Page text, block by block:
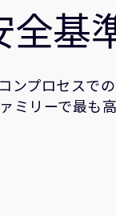
全基
プロセスで
リーで最も高